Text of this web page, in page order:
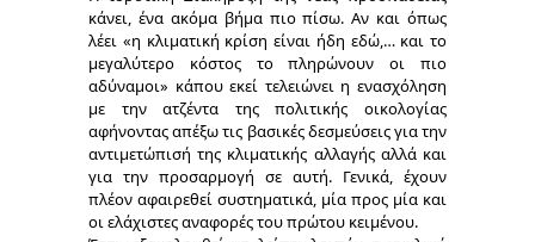
κάνει, ένα ακόμα βήμα πιο πίσω. Αν και όπως
λέει «η κλιματική κρίση είναι ήδη εδώ,… και το
μεγαλύτερο κόστος το πληρώνουν οι πιο
αδύναμοι» κάπου εκεί τελειώνει η ενασχόληση
με την ατζέντα της πολιτικής οικολογίας
αφήνοντας απέξω τις βασικές δεσμεύσεις για την
αντιμετώπισή της κλιματικής αλλαγής αλλά και
για την προσαρμογή σε αυτή. Γενικά, έχουν
πλέον αφαιρεθεί συστηματικά, μία προς μία και
οι ελάχιστες αναφορές του πρώτου κειμένου.